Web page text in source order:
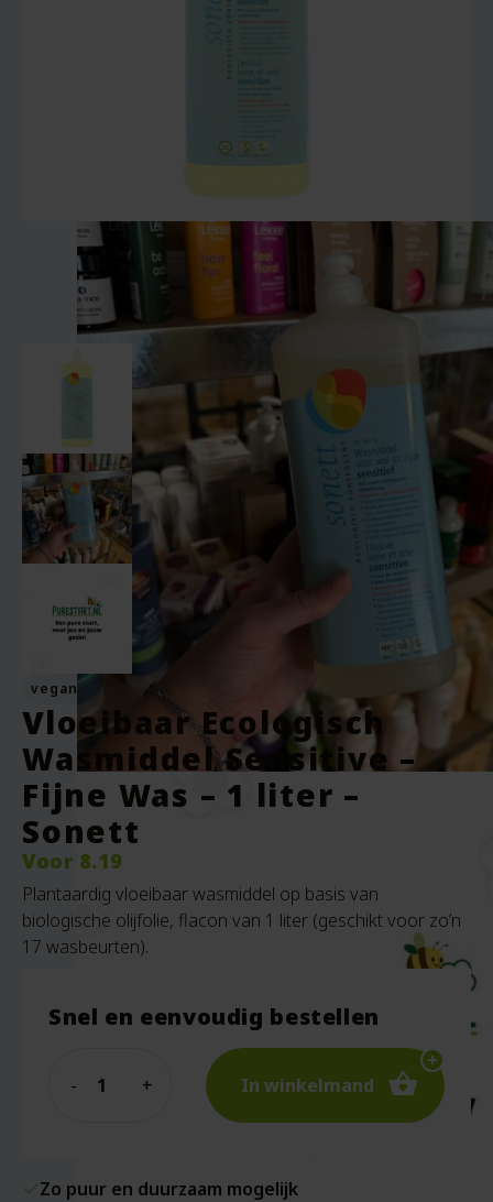
vegan
Vloeibaar Ecologisch
Wasmiddel Sensitive –
Fijne Was – 1 liter –
Sonett
Voor 8.19
Plantaardig vloeibaar wasmiddel op basis van
biologische olijfolie, flacon van 1 liter (geschikt voor zo’n
17 wasbeurten).
Snel en eenvoudig bestellen
In winkelmand
Zo puur en duurzaam mogelijk